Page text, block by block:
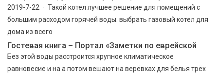
2019-7-22 · Такой котел лучшее решение для помещений с
большим расходом горячей воды. выбрать газовый котел для
дома из всего
Гостевая книга – Портал «Заметки по еврейской
Без этой воды расстроится хрупное климатическое
равновесие и на а потом вешают на верёвках для белья трёх